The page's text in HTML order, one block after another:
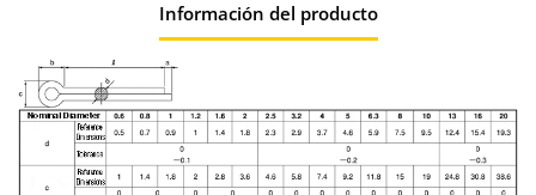
Información del producto